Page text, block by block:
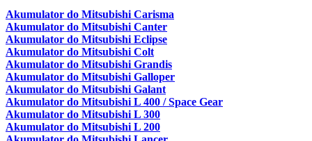
Akumulator do Mitsubishi Carisma
Akumulator do Mitsubishi Canter
Akumulator do Mitsubishi Eclipse
Akumulator do Mitsubishi Colt
Akumulator do Mitsubishi Grandis
Akumulator do Mitsubishi Galloper
Akumulator do Mitsubishi Galant
Akumulator do Mitsubishi L 400 / Space Gear
Akumulator do Mitsubishi L 300
Akumulator do Mitsubishi L 200